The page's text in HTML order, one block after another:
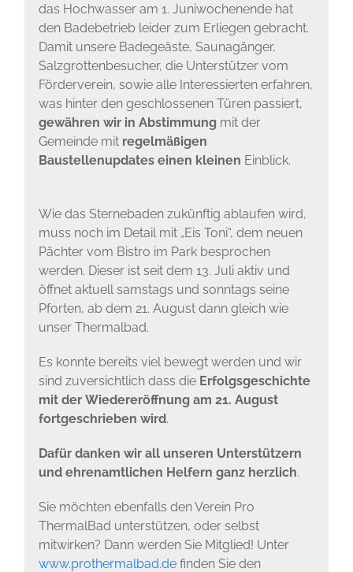
das Hochwasser am 1. Juniwochenende hat
den Badebetrieb leider zum Erliegen gebracht.
Damit unsere Badegeäste, Saunagänger,
Salzgrottenbesucher, die Unterstützer vom
Förderverein, sowie alle Interessierten erfahren,
was hinter den geschlossenen Türen passiert,
gewähren wir in Abstimmungmit der
Gemeinde mit regelmäßigen
Baustellenupdates einen kleinen Einblick.
Wie das Sternebaden zukünftig ablaufen wird,
muss noch im Detail mit „Eis Toni“, dem neuen
Pächter vom Bistro im Park besprochen
werden. Dieser ist seit dem 13. Juli aktiv und
öffnet aktuell samstags und sonntags seine
Pforten, ab dem 21. August dann gleich wie
unser Thermalbad.
Es konnte bereits viel bewegt werden und wir
sind zuversichtlich dass die Erfolgsgeschichte
mit der Wiedereröffnung am 21. August
fortgeschrieben wird.
Dafür danken wir all unseren Unterstützern
und ehrenamtlichen Helfern ganz herzlich.
Sie möchten ebenfalls den Verein Pro
ThermalBad unterstützen, oder selbst
mitwirken? Dann werden Sie Mitglied! Unter
www.prothermalbad.definden Sie den